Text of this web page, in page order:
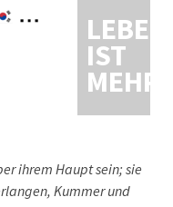
LEBEN
IST
MEHR
ihrem Haupt sein; sie
Kummer und